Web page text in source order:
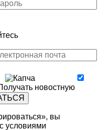
новостную
вы
условиями